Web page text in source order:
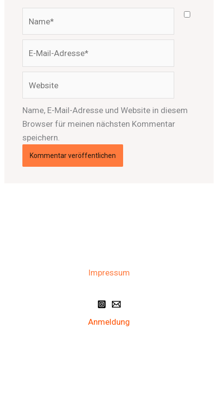
Adresse*
Name, E-Mail-Adresse und Website in diesem
Browser für meinen nächsten Kommentar
speichern.
Impressum
Anmeldung